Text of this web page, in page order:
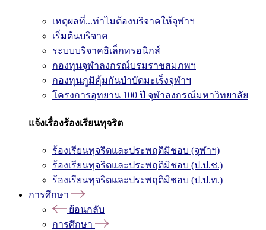
เหตุผลที่...ทำไมต้องบริจาคให้จุฬาฯ
เริ่มต้นบริจาค
ระบบบริจาคอิเล็กทรอนิกส์
กองทุนจุฬาลงกรณ์บรมราชสมภพฯ
กองทุนภูมิคุ้มกันบำบัดมะเร็งจุฬาฯ
โครงการอุทยาน 100 ปี จุฬาลงกรณ์มหาวิทยาลัย
แจ้งเรื่องร้องเรียนทุจริต
ร้องเรียนทุจริตและประพฤติมิชอบ (จุฬาฯ)
ร้องเรียนทุจริตและประพฤติมิชอบ (ป.ป.ช.)
ร้องเรียนทุจริตและประพฤติมิชอบ (ป.ป.ท.)
การศึกษา
ย้อนกลับ
การศึกษา